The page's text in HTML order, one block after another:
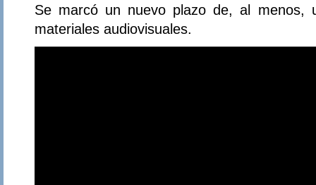
Se marcó un nuevo plazo de, al menos,
materiales audiovisuales.